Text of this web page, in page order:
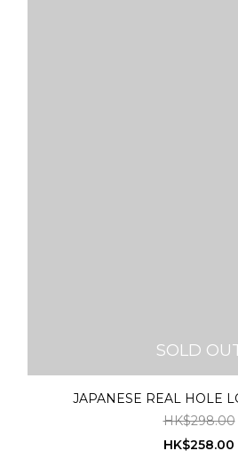
SOLD
JAPANESE REAL HOLE
HK$298.00
HK$258.00